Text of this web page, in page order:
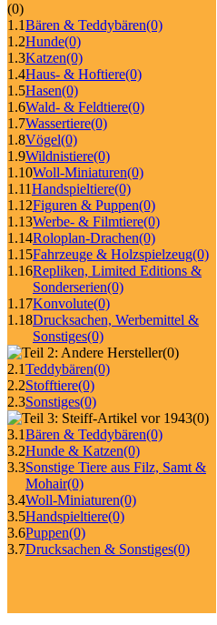
(0)
1.1Bären & Teddybären(0)
1.2Hunde(0)
1.3Katzen(0)
1.4Haus- & Hoftiere(0)
1.5Hasen(0)
1.6Wald- & Feldtiere(0)
1.7Wassertiere(0)
1.8Vögel(0)
1.9Wildnistiere(0)
1.10Woll-Miniaturen(0)
1.11Handspieltiere(0)
1.12Figuren & Puppen(0)
1.13Werbe- & Filmtiere(0)
1.14Roloplan-Drachen(0)
1.15Fahrzeuge & Holzspielzeug(0)
1.16Repliken, Limited Editions &
Sonderserien(0)
1.17Konvolute(0)
1.18Drucksachen, Werbemittel &
Sonstiges(0)
(0)
2.1Teddybären(0)
2.2Stofftiere(0)
2.3Sonstiges(0)
(0)
3.1Bären & Teddybären(0)
3.2Hunde & Katzen(0)
3.3Sonstige Tiere aus Filz, Samt &
Mohair(0)
3.4Woll-Miniaturen(0)
3.5Handspieltiere(0)
3.6Puppen(0)
3.7Drucksachen & Sonstiges(0)